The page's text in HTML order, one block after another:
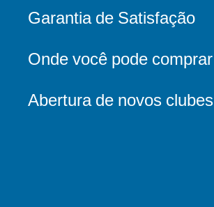
Garantia de Satisfação
Onde você pode comprar
Abertura de novos clubes